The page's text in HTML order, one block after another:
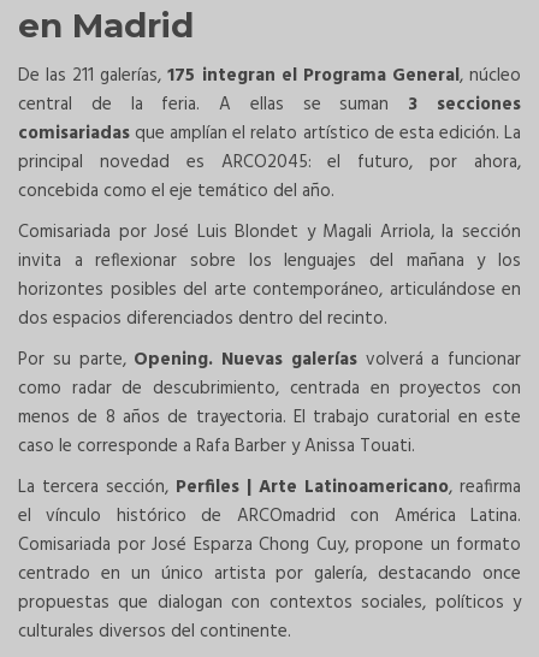
en Madrid
De las 211 galerías,175 integran el Programa General, núcleo
central de la feria. A ellas se suman 3 secciones
comisariadas que amplían el relato artístico de esta edición. La
principal novedad es ARCO2045: el futuro, por ahora,
concebida como el eje temático del año.
Comisariada por José Luis Blondet y Magali Arriola, la sección
invita a reflexionar sobre los lenguajes del mañana y los
horizontes posibles del arte contemporáneo, articulándose en
dos espacios diferenciados dentro del recinto.
Por su parte, Opening. Nuevas galeríasvolverá a funcionar
como radar de descubrimiento, centrada en proyectos con
menos de 8 años de trayectoria. El trabajo curatorial en este
caso le corresponde a Rafa Barber y Anissa Touati.
La tercera sección, Perfiles | Arte Latinoamericano, reafirma
el vínculo histórico de ARCOmadrid con América Latina.
Comisariada por José Esparza Chong Cuy, propone un formato
centrado en un único artista por galería, destacando once
propuestas que dialogan con contextos sociales, políticos y
culturales diversos del continente.